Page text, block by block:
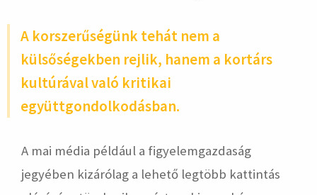
A korszerűségünk tehát nem a
külsőségekben rejlik, hanem a kortárs
kultúrával való kritikai
együttgondolkodásban.
A mai média például a figyelemgazdaság
jegyében kizárólag a lehető legtöbb kattintás